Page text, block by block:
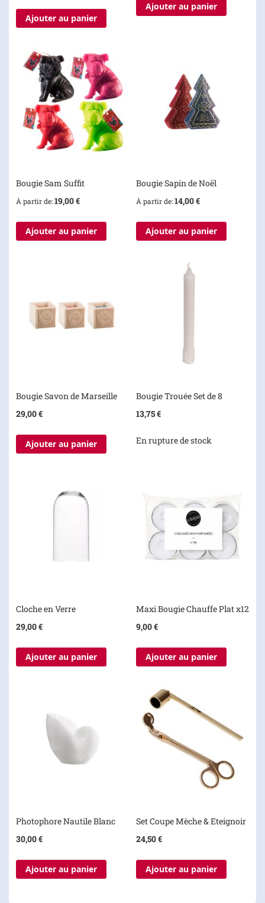
Ajouter au panier
Ajouter au panier
Bougie Sam Suffit
À partir de 19,00 €
Ajouter au panier
Bougie Sapin de Noël
À partir de 14,00 €
Ajouter au panier
Bougie Savon de Marseille
29,00 €
Ajouter au panier
Bougie Trouée Set de 8
13,75 €
En rupture de stock
Cloche en Verre
29,00 €
Ajouter au panier
Maxi Bougie Chauffe Plat x12
9,00 €
Ajouter au panier
Photophore Nautile Blanc
30,00 €
Ajouter au panier
Set Coupe Mèche & Eteignoir
24,50 €
Ajouter au panier